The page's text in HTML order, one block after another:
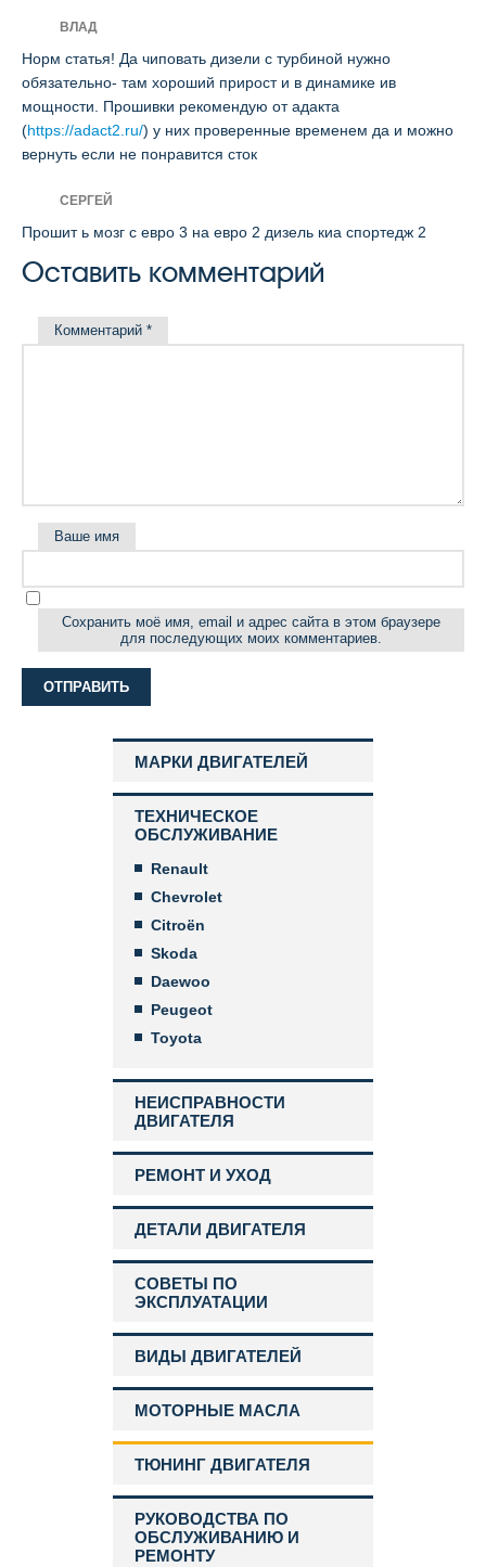
ВЛАД
Норм статья! Да чиповать дизели с турбиной нужно
обязательно- там хороший прирост и в динамике ив
мощности. Прошивки рекомендую от адакта
(https://adact2.ru/) у них проверенные временем да и можно
вернуть если не понравится сток
СЕРГЕЙ
Прошит ь мозг с евро 3 на евро 2 дизель киа спортедж 2
Оставить комментарий
Комментарий *
Ваше имя
Сохранить моё имя, email и адрес сайта в этом браузере
для последующих моих комментариев.
МАРКИ ДВИГАТЕЛЕЙ
ТЕХНИЧЕСКОЕ
ОБСЛУЖИВАНИЕ
Renault
Chevrolet
Citroën
Skoda
Daewoo
Peugeot
Toyota
НЕИСПРАВНОСТИ
ДВИГАТЕЛЯ
РЕМОНТ И УХОД
ДЕТАЛИ ДВИГАТЕЛЯ
СОВЕТЫ ПО
ЭКСПЛУАТАЦИИ
ВИДЫ ДВИГАТЕЛЕЙ
МОТОРНЫЕ МАСЛА
ТЮНИНГ ДВИГАТЕЛЯ
РУКОВОДСТВА ПО
ОБСЛУЖИВАНИЮ И
РЕМОНТУ